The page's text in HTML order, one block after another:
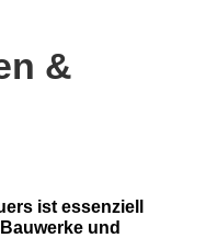
&
ist essenziell
und